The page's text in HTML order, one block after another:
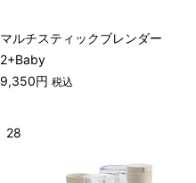
マルチスティックブレンダー
2+Baby
9,350円税込
28